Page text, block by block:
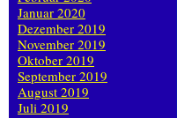
Januar 2020
Dezember 2019
November 2019
Oktober 2019
September 2019
August 2019
Juli 2019